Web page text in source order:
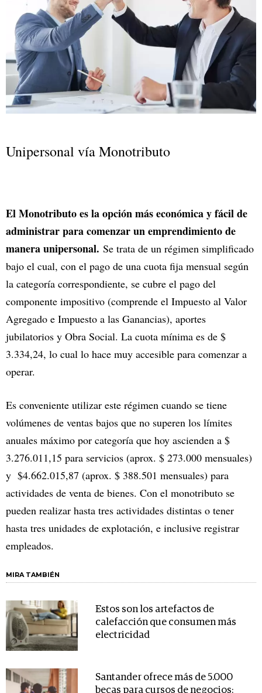
Unipersonal vía Monotributo
El Monotributo es la opción más económica y fácil de
administrar para comenzar un emprendimiento de
manera unipersonal. Se trata de un régimen simplificado
bajo el cual, con el pago de una cuota fija mensual según
la categoría correspondiente, se cubre el pago del
componente impositivo (comprende el Impuesto al Valor
Agregado e Impuesto a las Ganancias), aportes
jubilatorios y Obra Social. La cuota mínima es de $
3.334,24, lo cual lo hace muy accesible para comenzar a
operar.
Es conveniente utilizar este régimen cuando se tiene
volúmenes de ventas bajos que no superen los límites
anuales máximo por categoría que hoy ascienden a $
3.276.011,15 para servicios (aprox. $ 273.000 mensuales)
y $4.662.015,87 (aprox. $ 388.501 mensuales) para
actividades de venta de bienes. Con el monotributo se
pueden realizar hasta tres actividades distintas o tener
hasta tres unidades de explotación, e inclusive registrar
empleados.
MIRA TAMBIÉN
Estos son los artefactos de
calefacción que consumen más
electricidad
Santander ofrece más de 5.000
becas para cursos de negocios: